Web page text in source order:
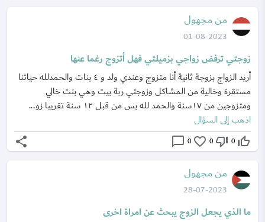
من مجهول
01-08-2023
زوجتي ترفض زواجي بزميلتي فهل أتزوج رغما عنها
أريد الزواج بزوجة ثانية أنا متزوج وعندي ولد و ٤ بنات والحمدلله حياتنا
مستقرة وخالية من المشاكل وزوجتي ربة بيت وهي بنت خالي
ومتزوجين من ١٧سنة والحمد لله بس من قبل ١٢ سنة تقريبا زو...
اذهب إلى السؤال
thumb_up_off_alt
0
thumb_down_off_alt
0
favorite_border
0
chat_bubble_outline
share
من مجهول
28-07-2023
ما الذي يجعل الزوج يبحث عن امراة اخرى